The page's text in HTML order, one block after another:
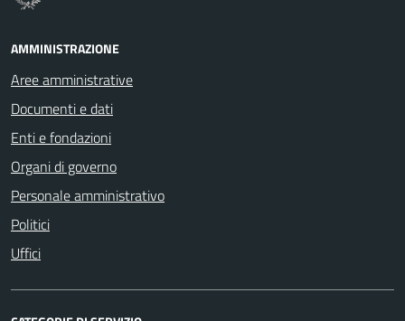
AMMINISTRAZIONE
Aree amministrative
Documenti e dati
Enti e fondazioni
Organi di governo
Personale amministrativo
Politici
Uffici